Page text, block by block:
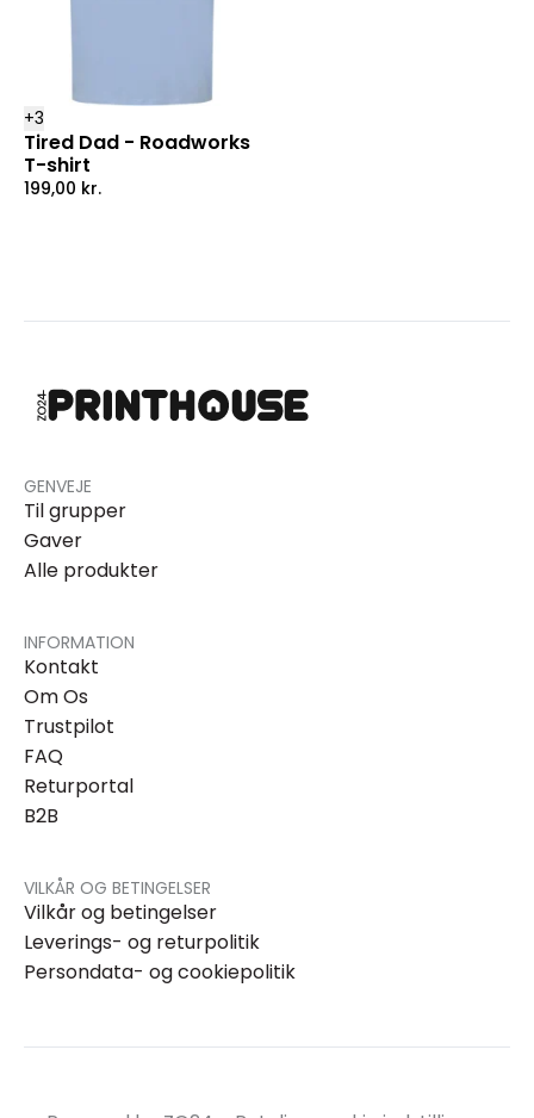
+3
Tired Dad - Roadworks
T-shirt
199,00 kr.
GENVEJE
Til grupper
Gaver
Alle produkter
INFORMATION
Kontakt
Om Os
Trustpilot
FAQ
Returportal
B2B
VILKÅR OG BETINGELSER
Vilkår og betingelser
Leverings- og returpolitik
Persondata- og cookiepolitik